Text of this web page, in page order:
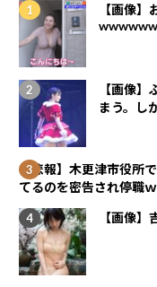
【画像
【画像
まう。し
【悲報】木更津市役所
てるのを密告され停職
【画像